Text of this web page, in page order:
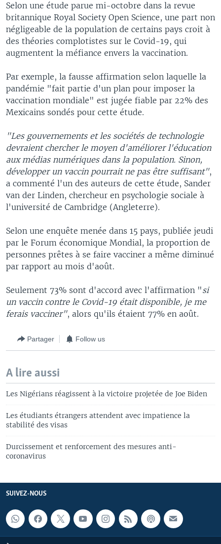
Selon une étude parue mi-octobre dans la revue
britannique Royal Society Open Science, une part non
négligeable de la population de certains pays croit à
des théories complotistes sur le Covid-19, qui
augmentent la méfiance envers la vaccination.
Par exemple, la fausse affirmation selon laquelle la
pandémie "fait partie d'un plan pour imposer la
vaccination mondiale" est jugée fiable par 22% des
Mexicains sondés pour cette étude.
"Les gouvernements et les sociétés de technologie
devraient chercher le moyen d'améliorer l'éducation
aux médias numériques dans la population. Sinon,
développer un vaccin pourrait ne pas être suffisant",
a commenté l'un des auteurs de cette étude, Sander
van der Linden, chercheur en psychologie sociale à
l'université de Cambridge (Angleterre).
Selon une enquête menée dans 15 pays, publiée jeudi
par le Forum économique Mondial, la proportion de
personnes prêtes à se faire vacciner a même diminué
par rapport au mois d'août.
Seulement 73% sont d'accord avec l'affirmation "si
un vaccin contre le Covid-19 était disponible, je me
ferais vacciner", alors qu'ils étaient 77% en août.
Partager Follow us
A lire aussi
Les Nigérians réagissent à la victoire projetée de Joe Biden
Les étudiants étrangers attendent avec impatience la
stabilité des visas
Durcissement et renforcement des mesures anti-
coronavirus
SUIVEZ-NOUS